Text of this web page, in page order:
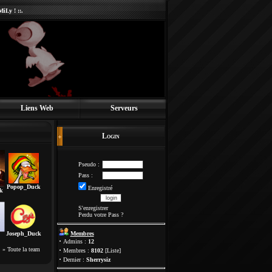
! ::.
Liens Web Serveurs
Popop_Duck
Joseph_Duck
» Toute la team
Login
Pseudo :
Pass :
Enregistré
S'enregistrer
Perdu votre Pass ?
Membres
· Admins : 12
· Membres : 8102[Liste]
· Dernier : Sherrysiz